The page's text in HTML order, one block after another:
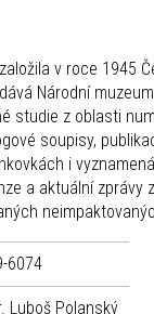
založila v roce 1945
Národní
studie z oblasti
soupisy,
i
a aktuální zprávy
6074
Luboš Polanský